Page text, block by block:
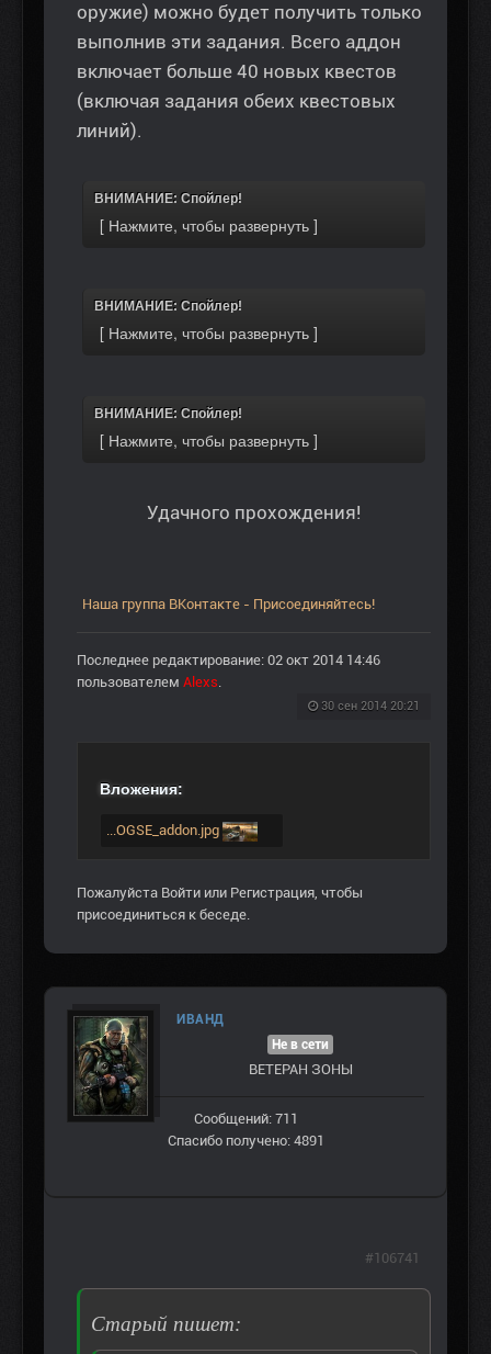
оружие) можно будет получить только
выполнив эти задания. Всего аддон
включает больше 40 новых квестов
(включая задания обеих квестовых
линий).
ВНИМАНИЕ: Спойлер!
ВНИМАНИЕ: Спойлер!
ВНИМАНИЕ: Спойлер!
Удачного прохождения!
Наша группа ВКонтакте - Присоединяйтесь!
Последнее редактирование: 02 окт 2014 14:46
пользователем Alexs.
30 сен 2014 20:21
Вложения:
...OGSE_addon.jpg
Пожалуйста Войти или Регистрация, чтобы
присоединиться к беседе.
ИВАНД
Не в сети
ВЕТЕРАН ЗOНЫ
Сообщений: 711
Спасибо получено: 4891
Старый пишет:
#106741